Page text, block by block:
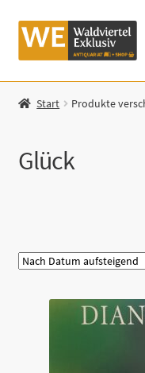
Zur
Navigation
Zum
Inhalt
Startseite
Mein Konto
Zur Waldviertel
Start Produkte
Glück